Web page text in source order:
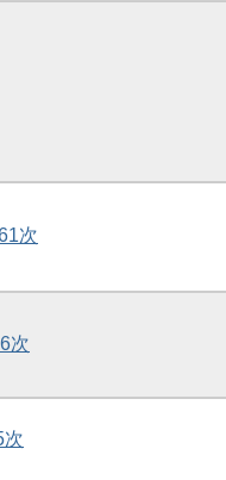
次
次
次